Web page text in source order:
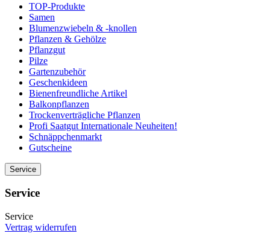
TOP-Produkte
Samen
Blumenzwiebeln & -knollen
Pflanzen & Gehölze
Pflanzgut
Pilze
Gartenzubehör
Geschenkideen
Bienenfreundliche Artikel
Balkonpflanzen
Trockenverträgliche Pflanzen
Profi Saatgut Internationale Neuheiten!
Schnäppchenmarkt
Gutscheine
Service
Service
Service
Vertrag widerrufen